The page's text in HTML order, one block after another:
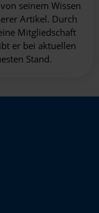
seinem Wissen
Artikel. Durch
Mitgliedschaft
er bei aktuellen
Stand.